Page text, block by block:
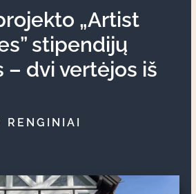
„Artist
stipendijų
– dvi vertėjos iš
RENGINIAI